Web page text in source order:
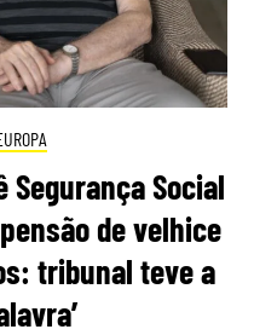
Segurança Social
de velhice
tribunal teve a